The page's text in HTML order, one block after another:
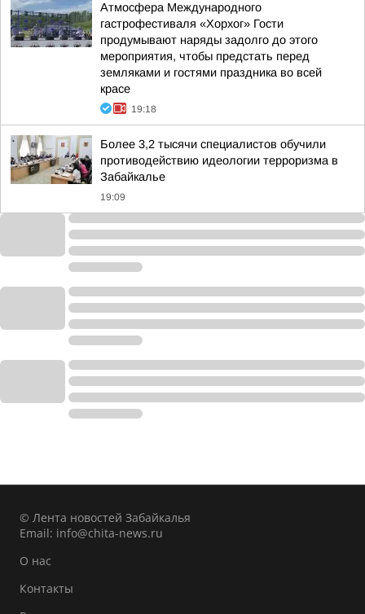
Атмосфера Международного
гастрофестиваля «Хорхог» Гости
продумывают наряды задолго до этого
мероприятия, чтобы предстать перед
земляками и гостями праздника во всей
красе
19:18
Более 3,2 тысячи специалистов обучили
противодействию идеологии терроризма в
Забайкалье
19:09
© Лента новостей Забайкалья
Email: info@chita-news.ru
О нас
Контакты